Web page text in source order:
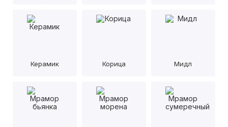
Керамик Корица Мидл